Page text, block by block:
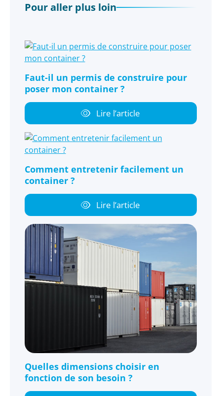
Pour aller plus loin
Faut-il un permis de construire pour
poser mon container ?
Lire l’article
Comment entretenir facilement un
container ?
Lire l’article
Quelles dimensions choisir en
fonction de son besoin ?